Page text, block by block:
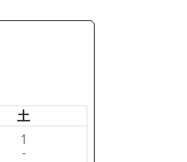
土
1
-